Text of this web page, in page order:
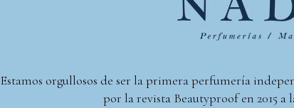
Estamos orgullosos de ser la primera perfumería
por la revista Beautyproof en 2015